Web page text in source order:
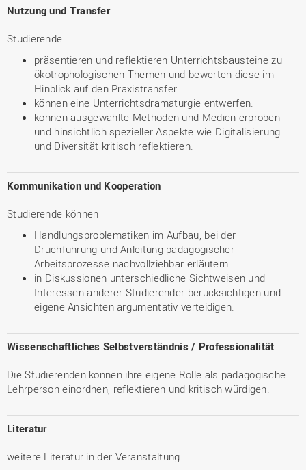
Nutzung und Transfer
Studierende
präsentieren und reflektieren Unterrichtsbausteine zu
ökotrophologischen Themen und bewerten diese im
Hinblick auf den Praxistransfer.
können eine Unterrichtsdramaturgie entwerfen.
können ausgewählte Methoden und Medien erproben
und hinsichtlich spezieller Aspekte wie Digitalisierung
und Diversität kritisch reflektieren.
Kommunikation und Kooperation
Studierende können
Handlungsproblematiken im Aufbau, bei der
Druchführung und Anleitung pädagogischer
Arbeitsprozesse nachvollziehbar erläutern.
in Diskussionen unterschiedliche Sichtweisen und
Interessen anderer Studierender berücksichtigen und
eigene Ansichten argumentativ verteidigen.
Wissenschaftliches Selbstverständnis / Professionalität
Die Studierenden können ihre eigene Rolle als pädagogische
Lehrperson einordnen, reflektieren und kritisch würdigen.
Literatur
weitere Literatur in der Veranstaltung